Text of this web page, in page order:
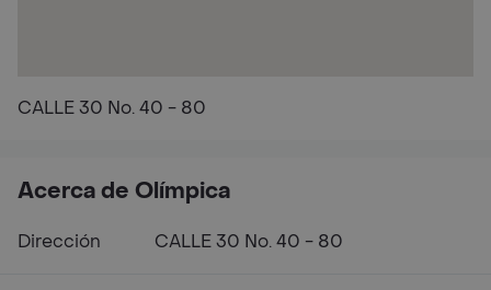
CALLE 30 No. 40 - 80
Acerca de Olímpica
Dirección CALLE 30 No. 40 - 80